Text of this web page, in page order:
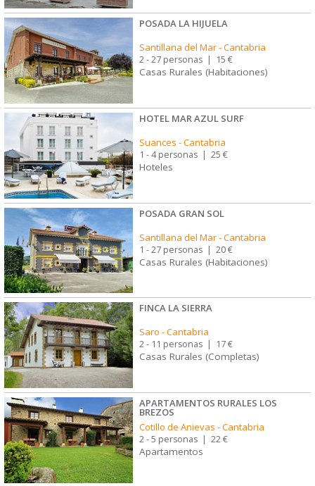
POSADA LA HIJUELA
Santillana del Mar-Cantabria
2 - 27 personas | 15 €
Casas Rurales (Habitaciones)
HOTEL MAR AZUL SURF
Suances -Cantabria
1 - 4 personas | 25 €
Hoteles
POSADA GRAN SOL
Santillana del Mar-Cantabria
1 - 27 personas | 20 €
Casas Rurales (Habitaciones)
FINCA LA SIERRA
Saro -Cantabria
2 - 11 personas | 17 €
Casas Rurales (Completas)
APARTAMENTOS RURALES LOS
BREZOS
Cotillo de Anievas -Cantabria
2 - 5 personas | 22 €
Apartamentos